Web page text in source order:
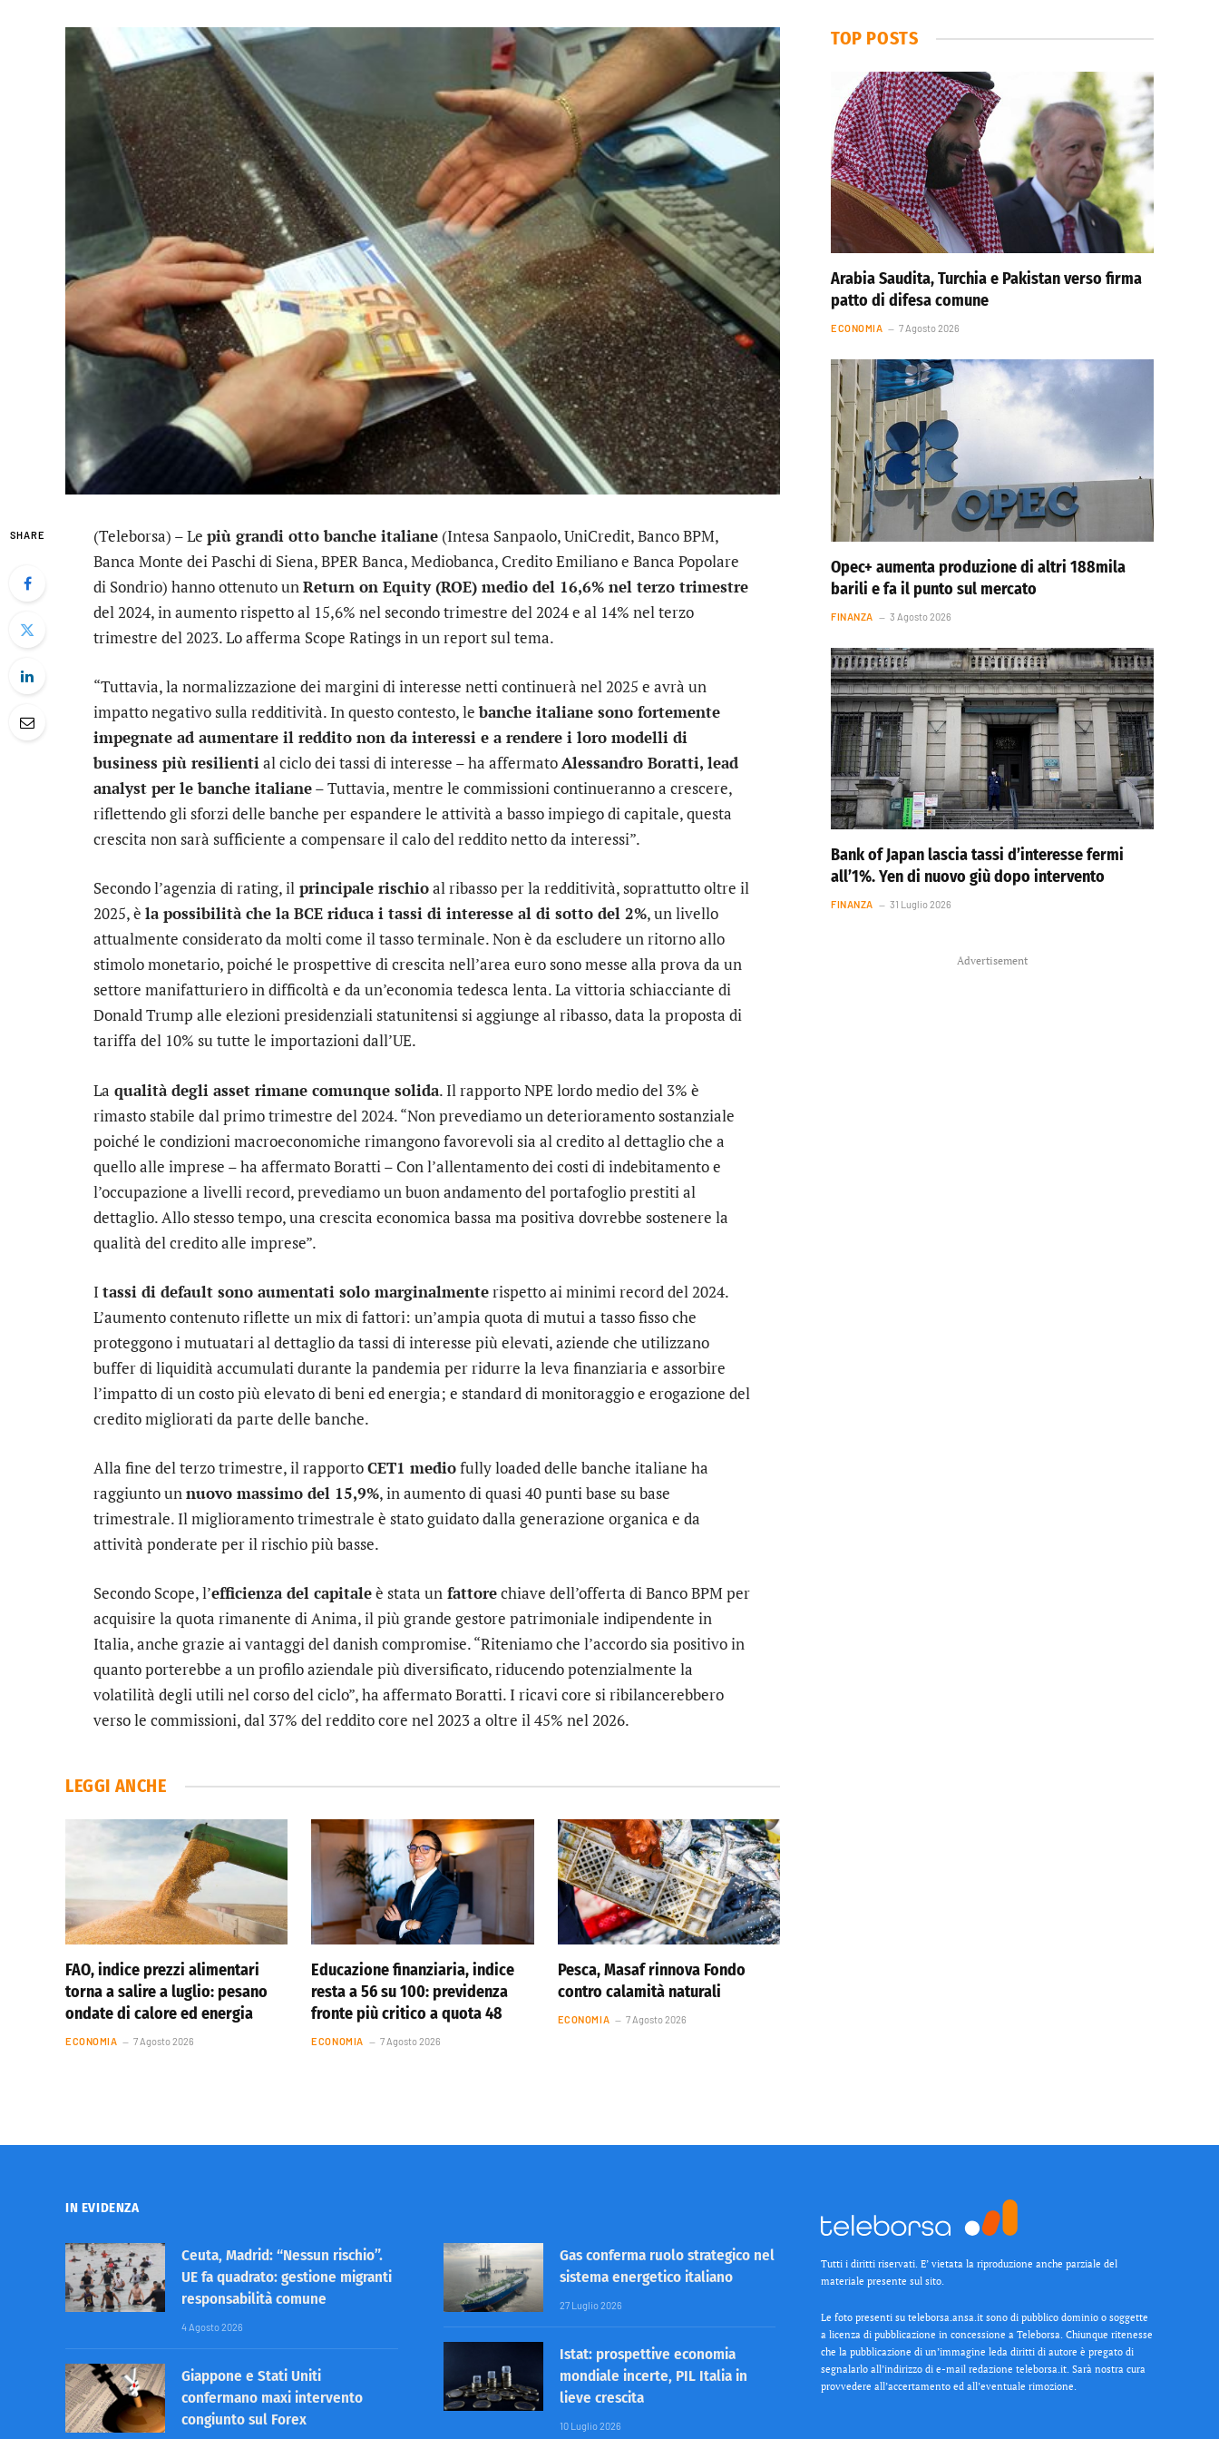
SHARE (Teleborsa) – Le più grandi otto banche italiane (Intesa Sanpaolo,UniCredit,Banco BPM,
Banca Monte dei Paschi di Siena,BPER Banca,Mediobanca, Credito Emilianoe Banca Popolare
di Sondrio) hanno ottenuto unReturn on Equity (ROE) medio del 16,6% nel terzo trimestre
del 2024, in aumento rispetto al 15,6% nel secondo trimestre del 2024 e al 14% nel terzo
trimestre del 2023. Lo afferma Scope Ratings in un report sul tema.
“Tuttavia, la normalizzazione dei margini di interesse netti continuerà nel 2025 e avrà un
impatto negativo sulla redditività. In questo contesto, lebanche italiane sono fortemente
impegnate ad aumentare il reddito non da interessi e a rendere i loro modelli di
business più resiliential ciclo dei tassi di interesse – ha affermatoAlessandro Boratti, lead
analyst per le banche italiane– Tuttavia, mentre le commissioni continueranno a crescere,
riflettendo gli sforzi delle banche per espandere le attività a basso impiego di capitale, questa
crescita non sarà sufficiente a compensare il calo del reddito netto da interessi”.
Secondo l’agenzia di rating, il principale rischioal ribasso per la redditività, soprattutto oltre il
2025, è la possibilità che la BCE riduca i tassi di interesse al di sotto del 2%, un livello
attualmente considerato da molti come il tasso terminale. Non è da escludere un ritorno allo
stimolo monetario, poiché le prospettive di crescita nell’area euro sono messe alla prova da un
settore manifatturiero in difficoltà e da un’economia tedesca lenta. La vittoria schiacciante di
Donald Trump alle elezioni presidenziali statunitensi si aggiunge al ribasso, data la proposta di
tariffa del 10% su tutte le importazioni dall’UE.
La qualità degli asset rimane comunque solida. Il rapporto NPE lordo medio del 3% è
rimasto stabile dal primo trimestre del 2024. “Non prevediamo un deterioramento sostanziale
poiché le condizioni macroeconomiche rimangono favorevoli sia al credito al dettaglio che a
quello alle imprese – ha affermato Boratti – Con l’allentamento dei costi di indebitamento e
l’occupazione a livelli record, prevediamo un buon andamento del portafoglio prestiti al
dettaglio. Allo stesso tempo, una crescita economica bassa ma positiva dovrebbe sostenere la
qualità del credito alle imprese”.
I tassi di default sono aumentati solo marginalmenterispetto ai minimi record del 2024.
L’aumento contenuto riflette un mix di fattori: un’ampia quota di mutui a tasso fisso che
proteggono i mutuatari al dettaglio da tassi di interesse più elevati, aziende che utilizzano
buffer di liquidità accumulati durante la pandemia per ridurre la leva finanziaria e assorbire
l’impatto di un costo più elevato di beni ed energia; e standard di monitoraggio e erogazione del
credito migliorati da parte delle banche.
Alla fine del terzo trimestre, il rapportoCET1 mediofully loaded delle banche italiane ha
raggiunto unnuovo massimo del 15,9%, in aumento di quasi 40 punti base su base
trimestrale. Il miglioramento trimestrale è stato guidato dalla generazione organica e da
attività ponderate per il rischio più basse.
Secondo Scope, l’efficienza del capitaleè stata un fattorechiave dell’offerta di Banco BPM per
acquisire la quota rimanente diAnima, il più grande gestore patrimoniale indipendente in
Italia, anche grazie ai vantaggi del danish compromise. “Riteniamo che l’accordo sia positivo in
quanto porterebbe a un profilo aziendale più diversificato, riducendo potenzialmente la
volatilità degli utili nel corso del ciclo”, ha affermato Boratti. I ricavi core si ribilancerebbero
verso le commissioni, dal 37% del reddito core nel 2023 a oltre il 45% nel 2026.
LEGGI ANCHE
FAO, indice prezzi alimentari
torna a salire a luglio: pesano
ondate di calore ed energia
ECONOMIA 7 Agosto 2026
Educazione finanziaria, indice
resta a 56 su 100: previdenza
fronte più critico a quota 48
ECONOMIA 7 Agosto 2026
Pesca, Masaf rinnova Fondo
contro calamità naturali
ECONOMIA 7 Agosto 2026
TOP POSTS
Arabia Saudita, Turchia e Pakistan verso firma
patto di difesa comune
ECONOMIA 7 Agosto 2026
Opec+ aumenta produzione di altri 188mila
barili e fa il punto sul mercato
FINANZA 3 Agosto 2026
Bank of Japan lascia tassi d’interesse fermi
all’1%. Yen di nuovo giù dopo intervento
FINANZA 31 Luglio 2026
Advertisement
IN EVIDENZA
Ceuta, Madrid: “Nessun rischio”.
UE fa quadrato: gestione migranti
responsabilità comune
4 Agosto 2026
Giappone e Stati Uniti
confermano maxi intervento
congiunto sul Forex
Gas conferma ruolo strategico nel
sistema energetico italiano
27 Luglio 2026
Istat: prospettive economia
mondiale incerte, PIL Italia in
lieve crescita
10 Luglio 2026
Tutti i diritti riservati. E’ vietata la riproduzione anche parziale del
materiale presente sul sito.
Le foto presenti su teleborsa.ansa.it sono di pubblico dominio o soggette
a licenza di pubblicazione in concessione a Teleborsa. Chiunque ritenesse
che la pubblicazione di un’immagine leda diritti di autore è pregato di
segnalarlo all’indirizzo di e-mail redazione teleborsa.it. Sarà nostra cura
provvedere all’accertamento ed all’eventuale rimozione.